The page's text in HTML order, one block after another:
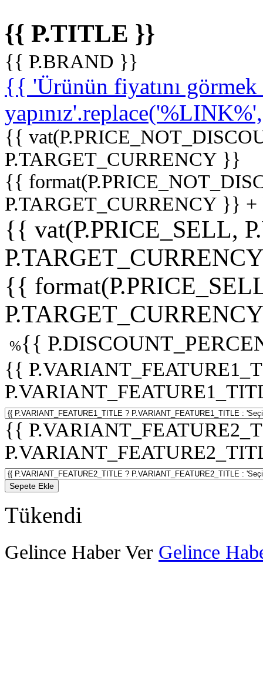
{{ P.TITLE }}
{{ P.BRAND }}
{{ 'Ürünün fiyatını
{{
P.TARGET_CURRENCY }}
{{
P.TARGET_CURRENCY }}
{{ vat(P.PRICE_SELL,
{{
%{{
{{
{{
Sepete Ekle
Tükendi
Gelince Haber Ver Gelince